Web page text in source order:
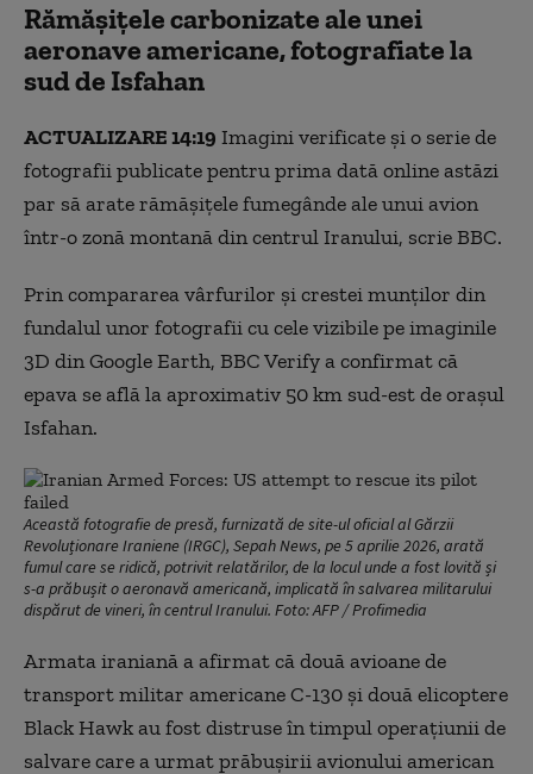
Rămășițele carbonizate ale unei
aeronave americane, fotografiate la
sud de Isfahan
ACTUALIZARE 14:19 Imagini verificate și o serie de
fotografii publicate pentru prima dată online astăzi
par să arate rămășițele fumegânde ale unui avion
într-o zonă montană din centrul Iranului, scrie BBC.
Prin compararea vârfurilor și crestei munților din
fundalul unor fotografii cu cele vizibile pe imaginile
3D din Google Earth, BBC Verify a confirmat că
epava se află la aproximativ 50 km sud-est de orașul
Isfahan.
Această fotografie de presă, furnizată de site-ul oficial al Gărzii
Revoluționare Iraniene (IRGC), Sepah News, pe 5 aprilie 2026, arată
fumul care se ridică, potrivit relatărilor, de la locul unde a fost lovită și
s-a prăbușit o aeronavă americană, implicată în salvarea militarului
dispărut de vineri, în centrul Iranului. Foto: AFP / Profimedia
Armata iraniană a afirmat că două avioane de
transport militar americane C-130 și două elicoptere
Black Hawk au fost distruse în timpul operațiunii de
salvare care a urmat prăbușirii avionului american